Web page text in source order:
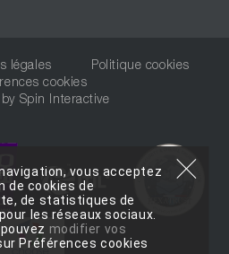
légales
Politique cookies
cookies
Spin Interactive
vous acceptez
de cookies de
de statistiques de
les réseaux sociaux.
modifier vos
Préférences cookies